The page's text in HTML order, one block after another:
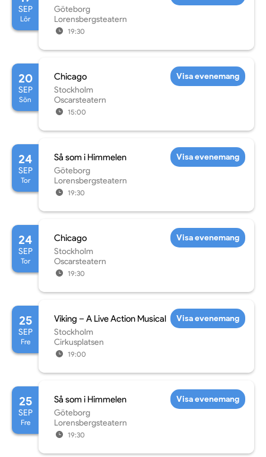
SEP
Lör
Göteborg
Lorensbergsteatern
19:30
20
SEP
Sön
Chicago
Stockholm
Oscarsteatern
15:00
Visa evenemang
24
SEP
Tor
Så som i Himmelen
Göteborg
Lorensbergsteatern
19:30
Visa evenemang
24
SEP
Tor
Chicago
Stockholm
Oscarsteatern
19:30
Visa evenemang
25
SEP
Fre
Viking – A Live Action Musical
Stockholm
Cirkusplatsen
19:00
Visa evenemang
25
SEP
Fre
Så som i Himmelen
Göteborg
Lorensbergsteatern
19:30
Visa evenemang